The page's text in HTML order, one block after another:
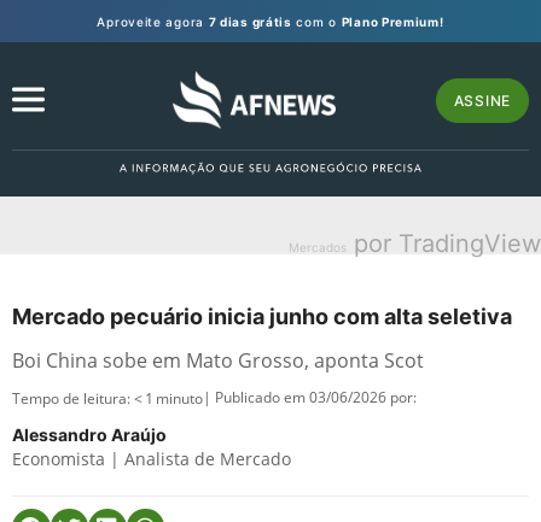
Aproveite agora 7 dias grátis com o Plano Premium!
ASSINE
Mercados por TradingView
Mercado pecuário inicia junho com alta seletiva
Boi China sobe em Mato Grosso, aponta Scot
Tempo de leitura:< 1 minuto| Publicado em 03/06/2026 por:
Alessandro Araújo
Economista | Analista de Mercado